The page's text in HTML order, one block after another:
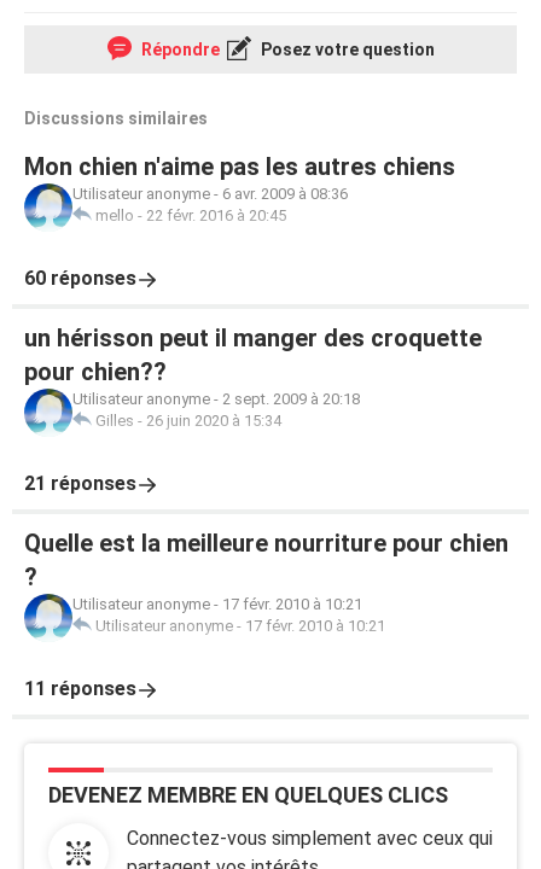
Répondre Posez votre question
Discussions similaires
Mon chien n'aime pas les autres chiens
Utilisateur anonyme - 6 avr. 2009 à 08:36
mello - 22 févr. 2016 à 20:45
60 réponses
un hérisson peut il manger des croquette
pour chien??
Utilisateur anonyme - 2 sept. 2009 à 20:18
Gilles - 26 juin 2020 à 15:34
21 réponses
Quelle est la meilleure nourriture pour chien
?
Utilisateur anonyme - 17 févr. 2010 à 10:21
Utilisateur anonyme - 17 févr. 2010 à 10:21
11 réponses
DEVENEZ MEMBRE EN QUELQUES CLICS
Connectez-vous simplement avec ceux qui